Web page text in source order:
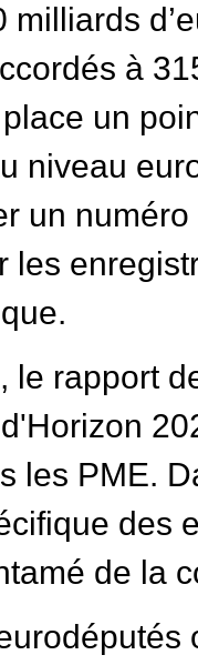
milliards
à
un
niveau
un
les
le rapport
les PME.
des
de la